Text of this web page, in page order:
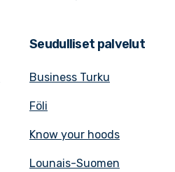
Seudulliset palvelut
Business Turku
Föli
Know your hoods
Lounais-Suomen